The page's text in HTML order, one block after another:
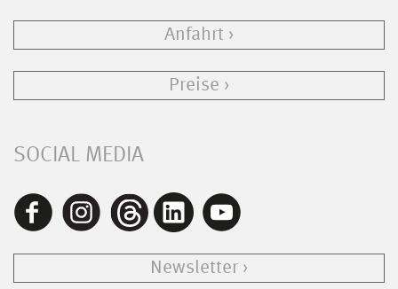
Anfahrt
Preise
SOCIAL MEDIA
Newsletter